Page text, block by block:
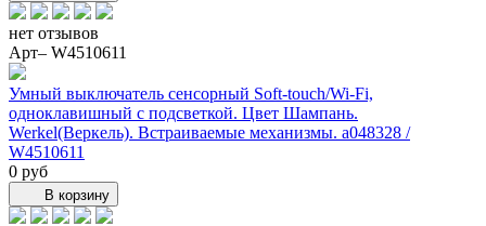
нет отзывов
Арт– W4510611
Умный выключатель сенсорный Soft-touch/Wi-Fi,
одноклавишный с подсветкой. Цвет Шампань.
Werkel(Веркель). Встраиваемые механизмы. a048328 /
W4510611
0 руб
В корзину